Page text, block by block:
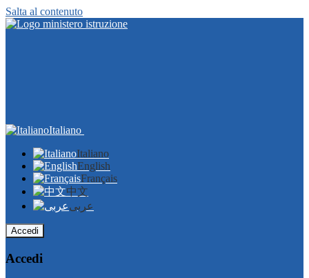
Salta al contenuto
Italiano
Italiano
English
Français
中文
عربى
Accedi
Accedi